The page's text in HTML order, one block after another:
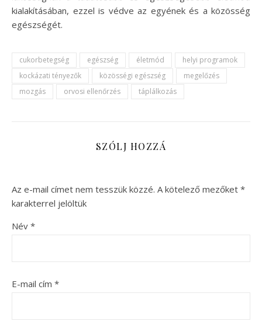
kialakításában, ezzel is védve az egyének és a közösség
egészségét.
cukorbetegség egészség életmód
helyi programok
kockázati tényezők
közösségi egészség
megelőzés
mozgás
orvosi ellenőrzés táplálkozás
SZÓLJ HOZZÁ
Az e-mail címet nem tesszük közzé. A kötelező mezőket *
karakterrel jelöltük
Név *
E-mail cím *